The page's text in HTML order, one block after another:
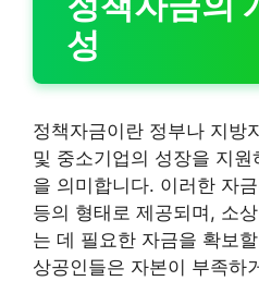
성
정책자금이란 정부나 지방
및 중소기업의 성장을 지
을 의미합니다. 이러한 자
등의 형태로 제공되며, 소
는 데 필요한 자금을 확보
상공인들은 자본이 부족하